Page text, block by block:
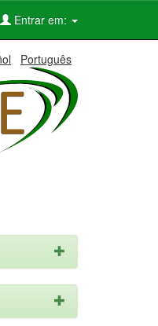
Entrar em:
Português